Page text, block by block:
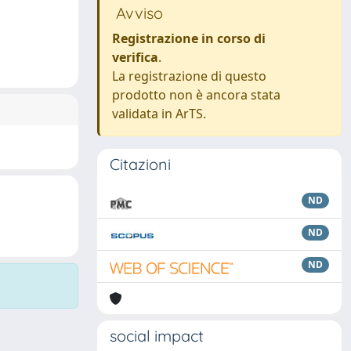
Avviso
Registrazione in corso di
verifica.
La registrazione di questo
prodotto non è ancora stata
validata in ArTS.
Citazioni
ND
ND
ND
social impact